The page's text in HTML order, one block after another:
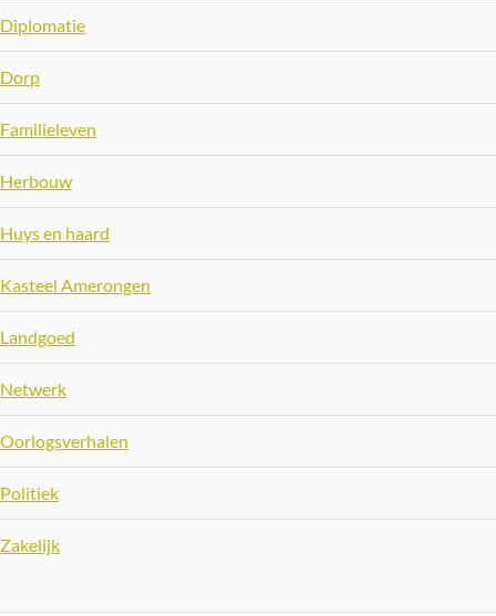
Diplomatie
Dorp
Familieleven
Herbouw
Huys en haard
Kasteel Amerongen
Landgoed
Netwerk
Oorlogsverhalen
Politiek
Zakelijk